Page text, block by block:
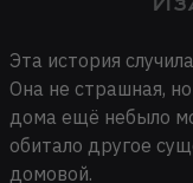
Эта история
Она не страшная,
дома ещё небыло
обитало другое
домовой.